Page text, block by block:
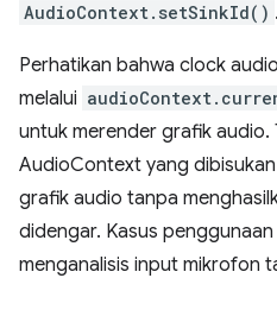
AudioContext.setSinkId() .
Perhatikan bahwa clock
melalui
untuk merender grafik audio.
AudioContext yang
grafik audio tanpa
didengar. Kasus
menganalisis input mikrofon